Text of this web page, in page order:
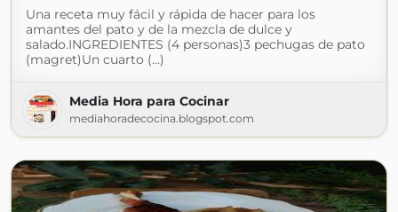
Una receta muy fácil y rápida de hacer para los
amantes del pato y de la mezcla de dulce y
salado.INGREDIENTES (4 personas)3 pechugas de pato
(magret)Un cuarto (...)
Media Hora para Cocinar
mediahoradecocina.blogspot.com